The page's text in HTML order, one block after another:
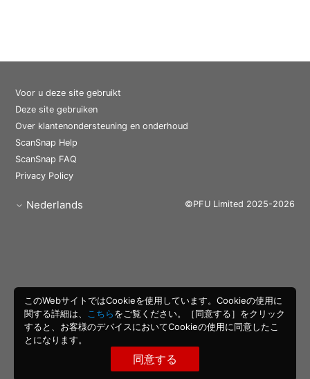
Voor u deze site gebruikt
Deze site gebruiken
Over klantenondersteuning en onderhoud
ScanSnap Help
ScanSnap FAQ
Privacy Policy
Nederlands ©PFU Limited 2025-2026
このWebサイトではCookieを使用しています。Cookieの使用に
関する詳細は、
こちらをご覧ください。［同意する］をクリック
すると、お客様のデバイスにおいてCookieの使用に同意したこ
とになります。
同意する